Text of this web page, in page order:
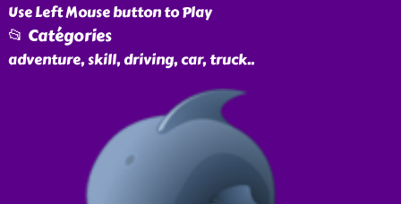
Use Left Mouse button to Play
📂 Catégories
adventure, skill, driving, car, truck..